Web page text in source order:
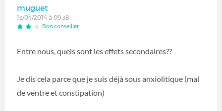
muguet
13/04/2014 à 09:38
Bon conseiller
Entre nous, quels sont les effets secondaires??
Je dis cela parce que je suis déjà sous anxiolitique (mal
de ventre et constipation)